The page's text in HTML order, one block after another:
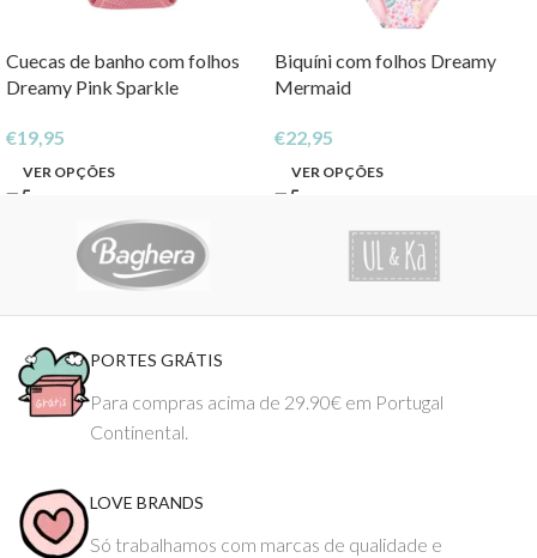
Cuecas de banho com folhos
Dreamy Pink Sparkle
€19,95
VER OPÇÕES
Biquíni com folhos Dreamy
Mermaid
€22,95
VER OPÇÕES
PORTES GRÁTIS
Para compras acima de 29.90€ em Portugal
Continental.
LOVE BRANDS
Só trabalhamos com marcas de qualidade e